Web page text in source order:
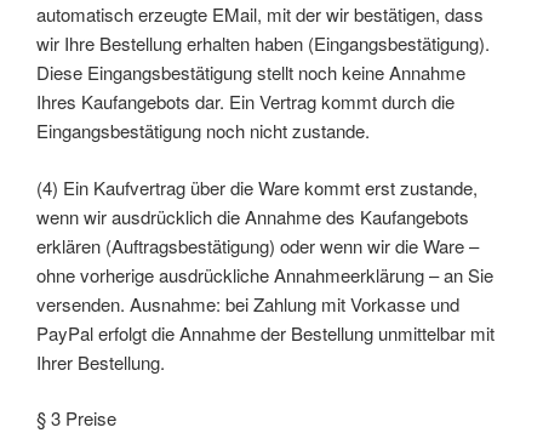
automatisch erzeugte EMail, mit der wir bestätigen, dass
wir Ihre Bestellung erhalten haben (Eingangsbestätigung).
Diese Eingangsbestätigung stellt noch keine Annahme
Ihres Kaufangebots dar. Ein Vertrag kommt durch die
Eingangsbestätigung noch nicht zustande.
(4) Ein Kaufvertrag über die Ware kommt erst zustande,
wenn wir ausdrücklich die Annahme des Kaufangebots
erklären (Auftragsbestätigung) oder wenn wir die Ware –
ohne vorherige ausdrückliche Annahmeerklärung – an Sie
versenden. Ausnahme: bei Zahlung mit Vorkasse und
PayPal erfolgt die Annahme der Bestellung unmittelbar mit
Ihrer Bestellung.
§ 3 Preise